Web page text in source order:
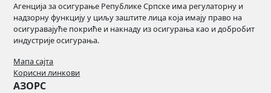
Агенција за осигурање Републике Српске има регулаторну и
надзорну функцију у циљу заштите лица која имају право на
осигуравајуће покриће и накнаду из осигурања као и добробит
индустрије осигурања.
Мапа сајта
Корисни линкови
АЗОРС